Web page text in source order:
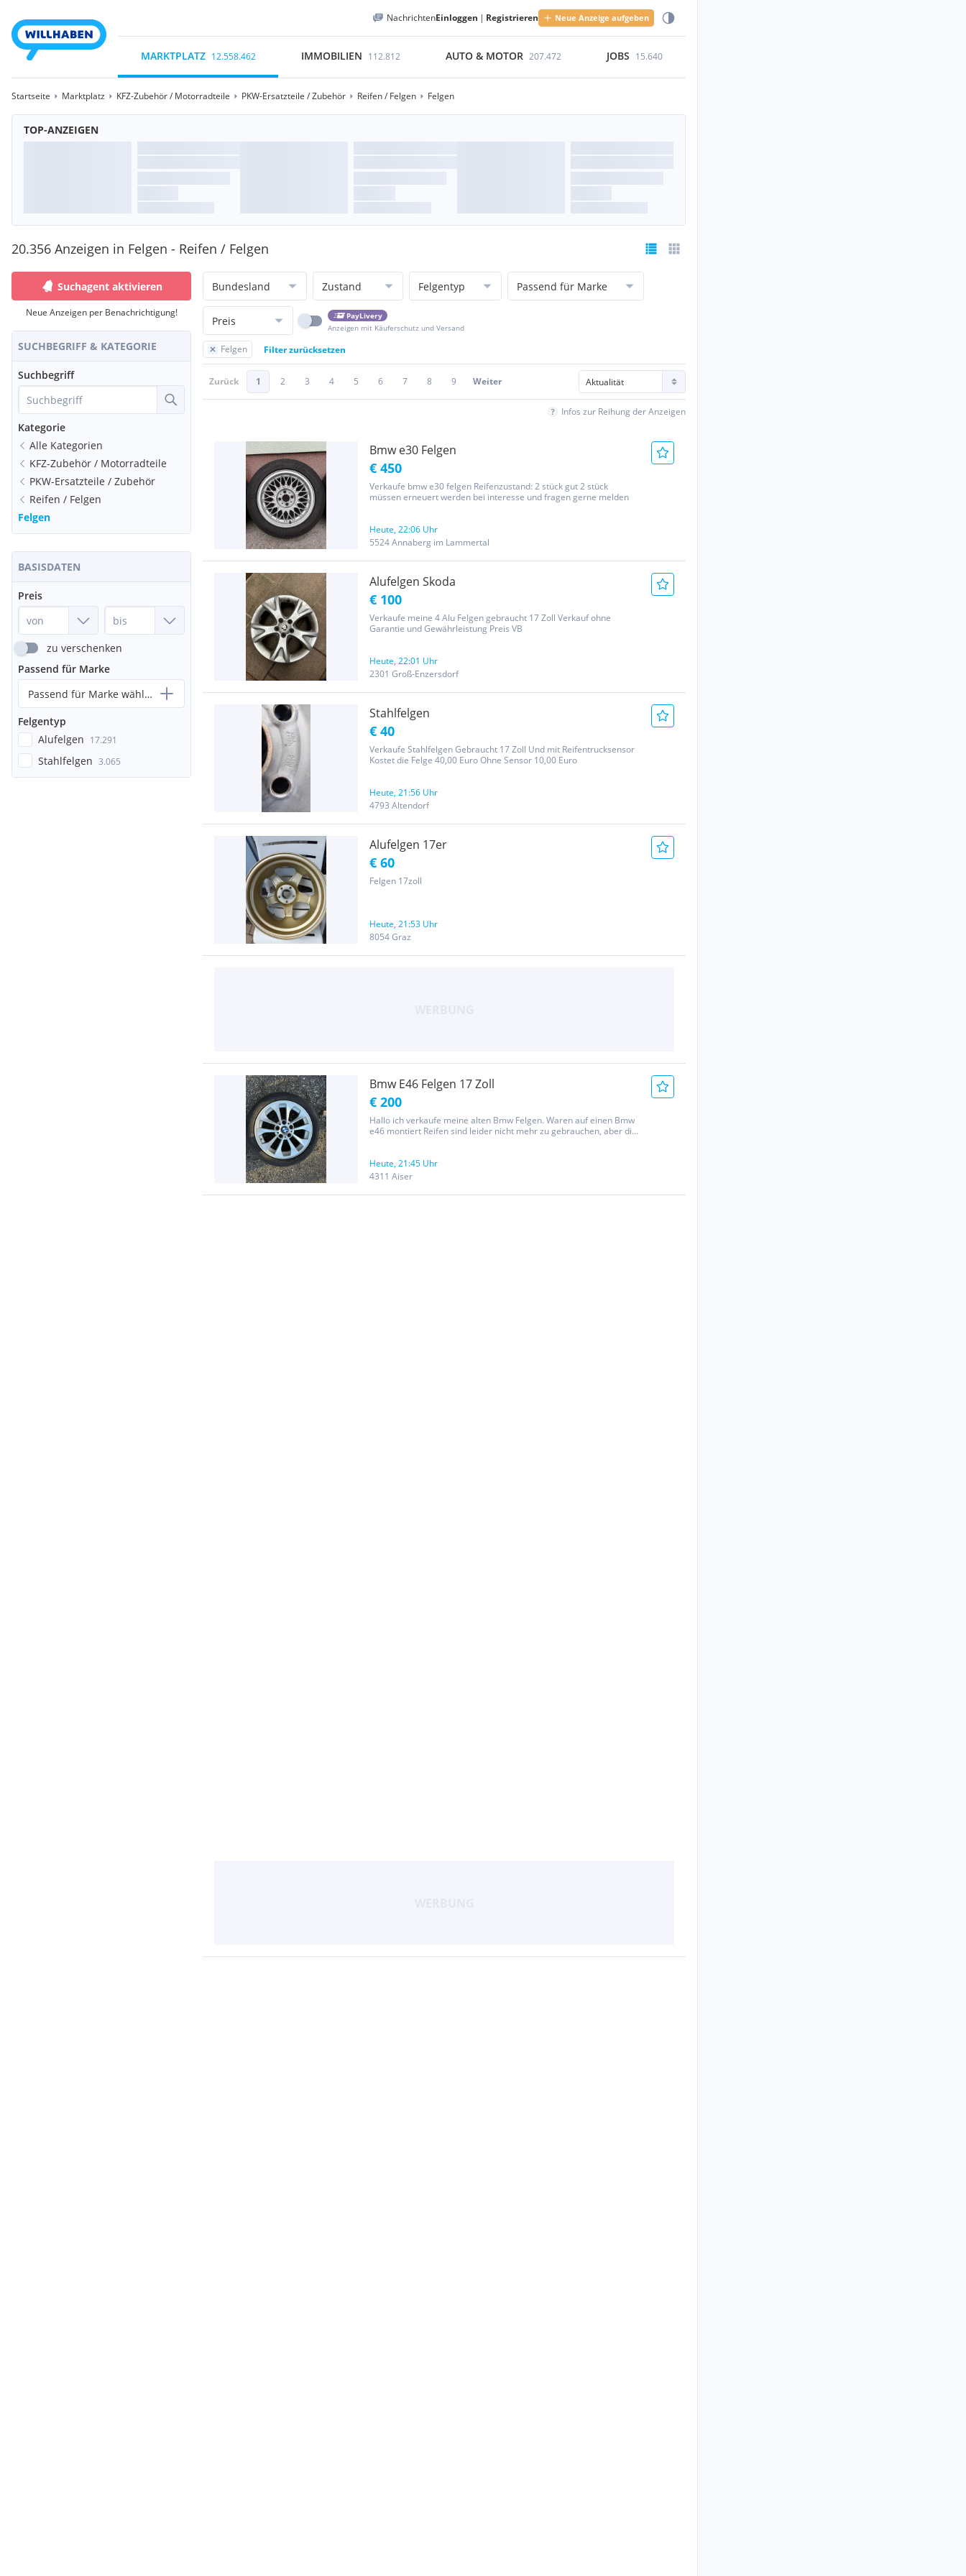
NachrichtenEinloggen | Registrieren Neue Anzeige aufgeben
MARKTPLATZ 12.558.462 IMMOBILIEN 112.812 AUTO & MOTOR 207.472 JOBS 15.640
Startseite Marktplatz KFZ-Zubehör / Motorradteile PKW-Ersatzteile / Zubehör Reifen / Felgen Felgen
TOP-ANZEIGEN
20.356 Anzeigen in Felgen - Reifen / Felgen
Suchagent aktivieren
Neue Anzeigen per Benachrichtigung!
SUCHBEGRIFF & KATEGORIE
Suchbegriff
Kategorie
Alle Kategorien
KFZ-Zubehör / Motorradteile
PKW-Ersatzteile / Zubehör
Reifen / Felgen
Felgen
BASISDATEN
Preis
zu verschenken
Passend für Marke
Passend für Marke wählen...
Felgentyp
Alufelgen 17.291
Stahlfelgen 3.065
Bundesland Zustand Felgentyp Passend für Marke
Preis
PayLivery
Anzeigen mit Käuferschutz und Versand
Felgen Filter zurücksetzen
Zurück 1 2 3 4 5 6 7 8 9 Weiter
Infos zur Reihung der Anzeigen
Bmw e30 Felgen
€ 450
Verkaufe bmw e30 felgen Reifenzustand: 2 stück gut 2 stück
müssen erneuert werden bei interesse und fragen gerne melden
Heute, 22:06 Uhr
5524 Annaberg im Lammertal
Alufelgen Skoda
€ 100
Verkaufe meine 4 Alu Felgen gebraucht 17 Zoll Verkauf ohne
Garantie und Gewährleistung Preis VB
Heute, 22:01 Uhr
2301 Groß-Enzersdorf
Stahlfelgen
€ 40
Verkaufe Stahlfelgen Gebraucht 17 Zoll Und mit Reifentrucksensor
Kostet die Felge 40,00 Euro Ohne Sensor 10,00 Euro
Heute, 21:56 Uhr
4793 Altendorf
Alufelgen 17er
€ 60
Felgen 17zoll
Heute, 21:53 Uhr
8054 Graz
Bmw E46 Felgen 17 Zoll
€ 200
Hallo ich verkaufe meine alten Bmw Felgen. Waren auf einen Bmw
e46 montiert Reifen sind leider nicht mehr zu gebrauchen, aber die
Heute, 21:45 Uhr
4311 Aiser